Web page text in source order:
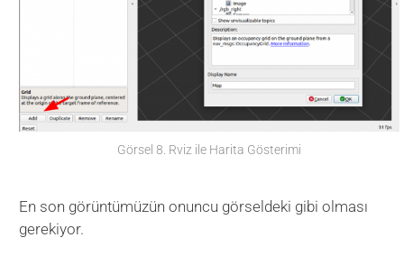
Görsel 8. Rviz ile Harita Gösterimi
En son görüntümüzün onuncu görseldeki gibi olması
gerekiyor.